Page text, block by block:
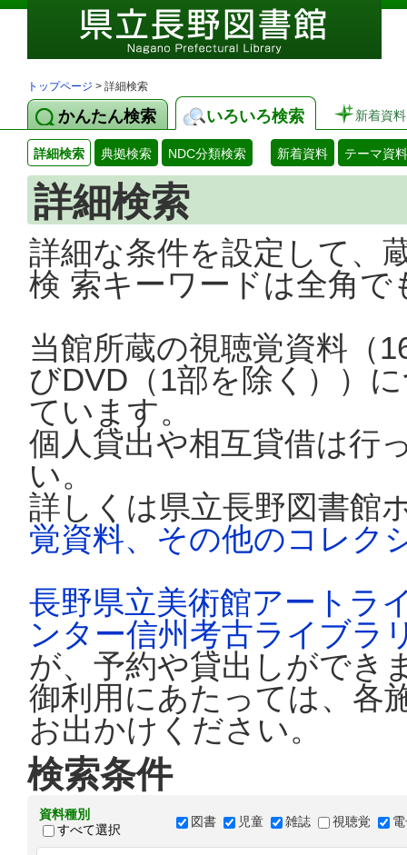
トップページ > 詳細検索
かんたん検索 いろいろ検索 新着資料
詳細検索 典拠検索 NDC分類検索 新着資料 テーマ資料
詳細検索
詳細な条件を設定して、
検 索キーワードは全角
当館所蔵の視聴覚資料（
びDVD（1部を除く））
ています。
個人貸出や相互貸借は行
い。
詳しくは県立長野図書館
覚資料、その他のコレク
長野県立美術館アートラ
ンター信州考古ライブラ
が、予約や貸出しができ
御利用にあたっては、各
お出かけください。
検索条件
資料種別
すべて選択
図書 児童 雑誌 視聴覚